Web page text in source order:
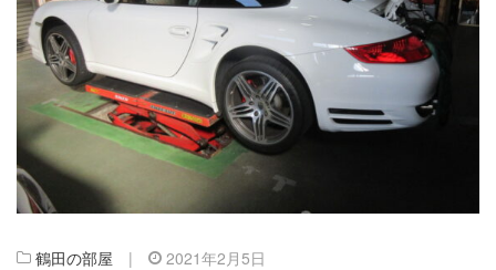
鶴田の部屋 | 2021年2月5日